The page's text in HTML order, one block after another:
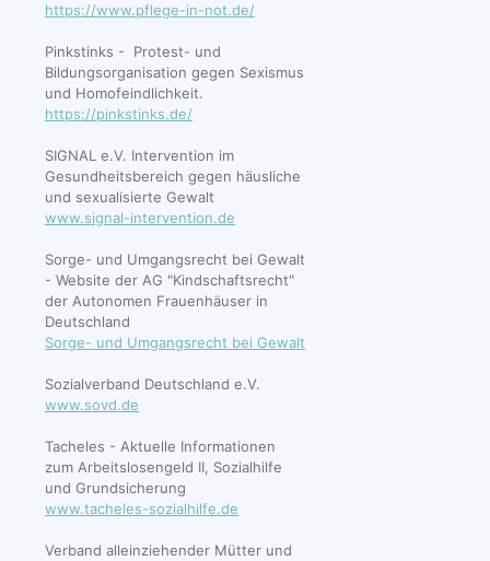
https://www.pflege-in-not.de/
Pinkstinks - Protest- und
Bildungsorganisation gegen Sexismus
und Homofeindlichkeit.
https://pinkstinks.de/
SIGNAL e.V. Intervention im
Gesundheitsbereich gegen häusliche
und sexualisierte Gewalt
www.signal-intervention.de
Sorge- und Umgangsrecht bei Gewalt
- Website der AG "Kindschaftsrecht"
der Autonomen Frauenhäuser in
Deutschland
Sorge- und Umgangsrecht bei Gewalt
Sozialverband Deutschland e.V.
www.sovd.de
Tacheles - Aktuelle Informationen
zum Arbeitslosengeld II, Sozialhilfe
und Grundsicherung
www.tacheles-sozialhilfe.de
Verband alleinziehender Mütter und